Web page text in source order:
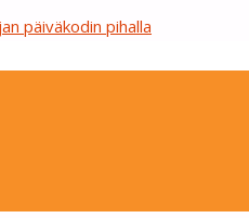
päiväkodin pihalla